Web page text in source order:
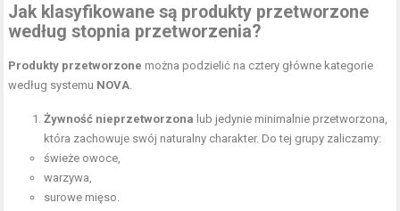
Jak klasyfikowane są produkty przetworzone
według stopnia przetworzenia?
Produkty przetworzone można podzielić na cztery główne kategorie
według systemu NOVA
Żywność nieprzetworzona lub jedynie minimalnie przetworzona,
która zachowuje swój naturalny charakter. Do tej grupy zaliczamy:
świeże owoce,
warzywa,
surowe mięso.